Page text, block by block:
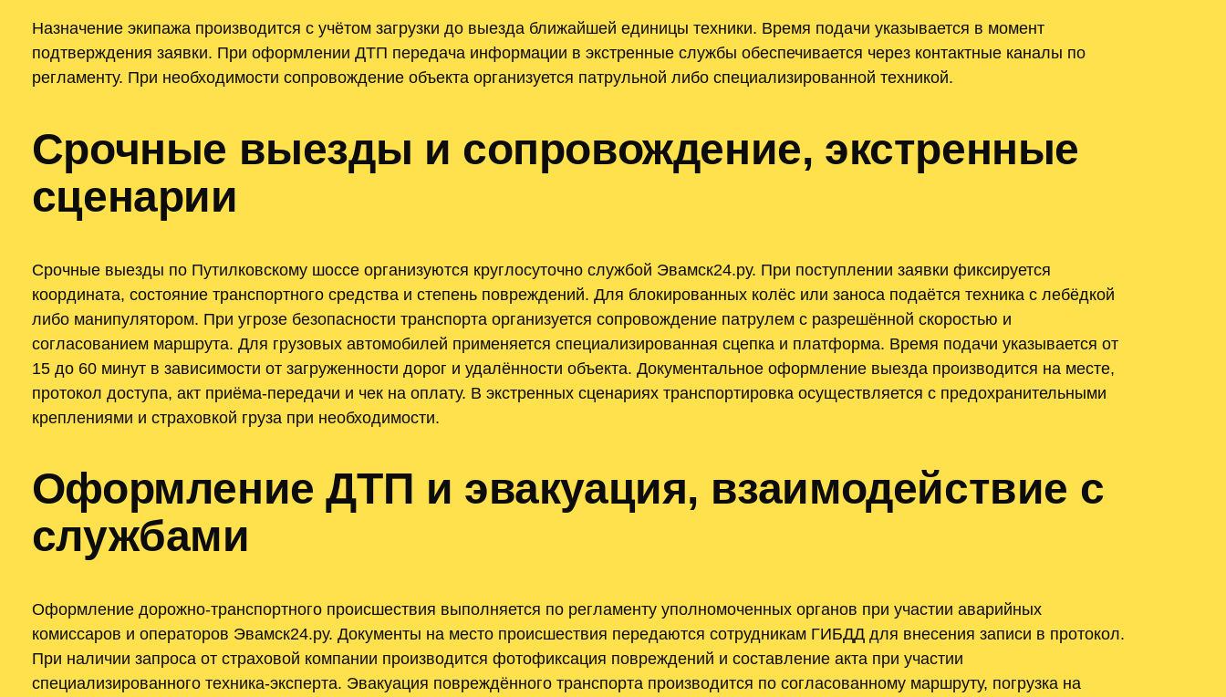
Назначение экипажа производится с учётом загрузки до выезда ближайшей единицы техники. Время подачи указывается в момент
подтверждения заявки. При оформлении ДТП передача информации в экстренные службы обеспечивается через контактные каналы по
регламенту. При необходимости сопровождение объекта организуется патрульной либо специализированной техникой.
Срочные выезды и сопровождение, экстренные
сценарии
Срочные выезды по Путилковскому шоссе организуются круглосуточно службой Эвамск24.ру. При поступлении заявки фиксируется
координата, состояние транспортного средства и степень повреждений. Для блокированных колёс или заноса подаётся техника с лебёдкой
либо манипулятором. При угрозе безопасности транспорта организуется сопровождение патрулем с разрешённой скоростью и
согласованием маршрута. Для грузовых автомобилей применяется специализированная сцепка и платформа. Время подачи указывается от
15 до 60 минут в зависимости от загруженности дорог и удалённости объекта. Документальное оформление выезда производится на месте,
протокол доступа, акт приёма-передачи и чек на оплату. В экстренных сценариях транспортировка осуществляется с предохранительными
креплениями и страховкой груза при необходимости.
Оформление ДТП и эвакуация, взаимодействие с
службами
Оформление дорожно-транспортного происшествия выполняется по регламенту уполномоченных органов при участии аварийных
комиссаров и операторов Эвамск24.ру. Документы на место происшествия передаются сотрудникам ГИБДД для внесения записи в протокол.
При наличии запроса от страховой компании производится фотофиксация повреждений и составление акта при участии
специализированного техника-эксперта. Эвакуация повреждённого транспорта производится по согласованному маршруту, погрузка на